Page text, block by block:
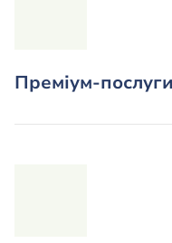
Преміум-послуги